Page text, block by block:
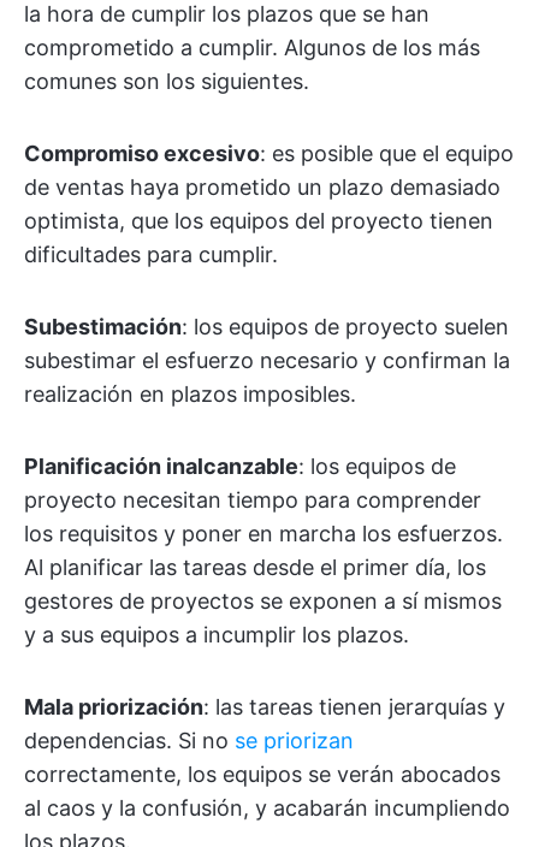
la hora de cumplir los plazos que se han
comprometido a cumplir. Algunos de los más
comunes son los siguientes.
Compromiso excesivo: es posible que el equipo
de ventas haya prometido un plazo demasiado
optimista, que los equipos del proyecto tienen
dificultades para cumplir.
Subestimación: los equipos de proyecto suelen
subestimar el esfuerzo necesario y confirman la
realización en plazos imposibles.
Planificación inalcanzable: los equipos de
proyecto necesitan tiempo para comprender
los requisitos y poner en marcha los esfuerzos.
Al planificar las tareas desde el primer día, los
gestores de proyectos se exponen a sí mismos
y a sus equipos a incumplir los plazos.
Mala priorización: las tareas tienen jerarquías y
dependencias. Si no se priorizan
correctamente, los equipos se verán abocados
al caos y la confusión, y acabarán incumpliendo
los plazos.